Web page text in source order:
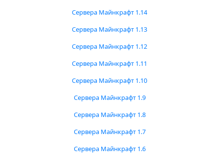
Сервера Майнкрафт 1.14
Сервера Майнкрафт 1.13
Сервера Майнкрафт 1.12
Сервера Майнкрафт 1.11
Сервера Майнкрафт 1.10
Сервера Майнкрафт 1.9
Сервера Майнкрафт 1.8
Сервера Майнкрафт 1.7
Сервера Майнкрафт 1.6